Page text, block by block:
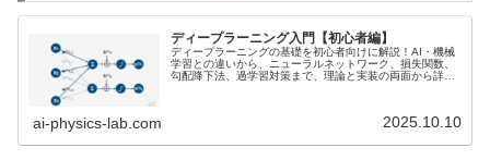
ディープラーニング入門【初心者編】
ディープラーニングの基礎を初心者向けに解説！AI・機械
学習との違いから、ニューラルネットワーク、損失関数、
勾配降下法、過学習対策まで、理論と実装の両面から詳し
ai-physics-lab.com 2025.10.10